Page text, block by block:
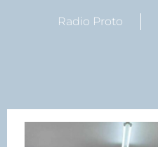
Radio Proto